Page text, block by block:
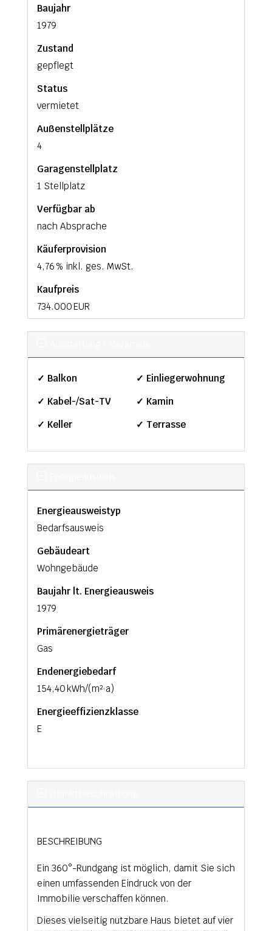
Baujahr
1979
Zustand
gepflegt
Status
vermietet
Außen­stellplätze
4
Garagen­stellplatz
1 Stellplatz
Verfügbar ab
nach Absprache
Käufer­provision
4,76 % inkl. ges. MwSt.
Kaufpreis
734.000 EUR
✓ Balkon
✓ Einliegerwohnung
✓ Kabel-/Sat-TV
✓ Kamin
✓ Keller
✓ Terrasse
Energieausweistyp
Bedarfs­ausweis
Gebäudeart
Wohngebäude
Baujahr lt. Energieausweis
1979
Primärenergieträger
Gas
Endenergie­bedarf
154,40 kWh/(m²·a)
Energie­effizienz­klasse
E
BESCHREIBUNG
Ein 360°-Rundgang ist möglich, damit Sie sich
einen umfassenden Eindruck von der
Immobilie verschaffen können.
Dieses vielseitig nutzbare Haus bietet auf vier